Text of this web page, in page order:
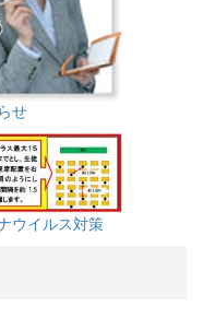
せ
ウイルス対策